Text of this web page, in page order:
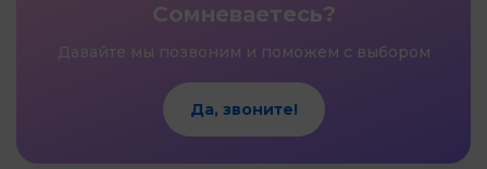
Сомневаетесь?
Давайте мы позвоним и поможем с выбором
Да, звоните!